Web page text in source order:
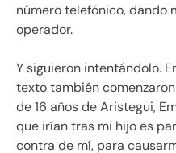
número telefónico, dando
operador.
Y siguieron intentándolo.
texto también
de 16 años de Aristegui,
que irían tras mi hijo es
contra de mí, para